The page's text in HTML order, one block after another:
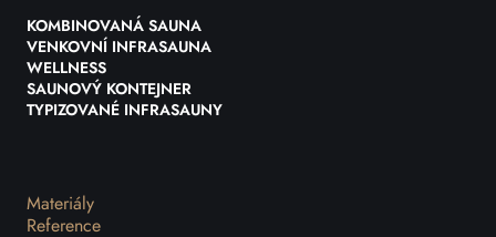
KOMBINOVANÁ SAUNA
VENKOVNÍ INFRASAUNA
WELLNESS
SAUNOVÝ KONTEJNER
TYPIZOVANÉ INFRASAUNY
Materiály
Reference